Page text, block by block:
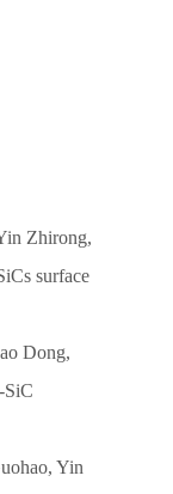
Zhirong,
surface
Dong,
SiC
Yin